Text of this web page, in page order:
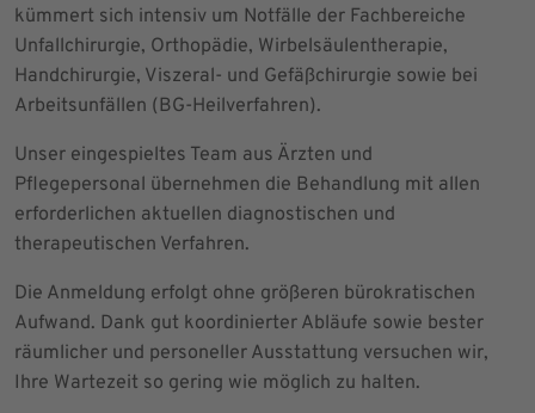
kümmert sich intensiv um Notfälle der Fachbereiche
Unfallchirurgie, Orthopädie, Wirbelsäulentherapie,
Handchirurgie, Viszeral- und Gefäßchirurgie sowie bei
Arbeitsunfällen (BG-Heilverfahren).
Unser eingespieltes Team aus Ärzten und
Pflegepersonal übernehmen die Behandlung mit allen
erforderlichen aktuellen diagnostischen und
therapeutischen Verfahren.
Die Anmeldung erfolgt ohne größeren bürokratischen
Aufwand. Dank gut koordinierter Abläufe sowie bester
räumlicher und personeller Ausstattung versuchen wir,
Ihre Wartezeit so gering wie möglich zu halten.